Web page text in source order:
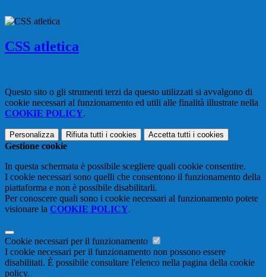
CSS atletica
Questo sito o gli strumenti terzi da questo utilizzati si avvalgono di
cookie necessari al funzionamento ed utili alle finalità illustrate nella
COOKIE POLICY.
Personalizza Rifiuta tutti i cookies Accetta tutti i cookies
Gestione cookie
In questa schermata è possibile scegliere quali cookie consentire.
I cookie necessari sono quelli che consentono il funzionamento della
piattaforma e non è possibile disabilitarli.
Per conoscere quali sono i cookie necessari al funzionamento potete
visionare la COOKIE POLICY.
Cookie necessari per il funzionamento
I cookie necessari per il funzionamento non possono essere
disabilitati. È possibile consultare l'elenco nella pagina della cookie
policy.